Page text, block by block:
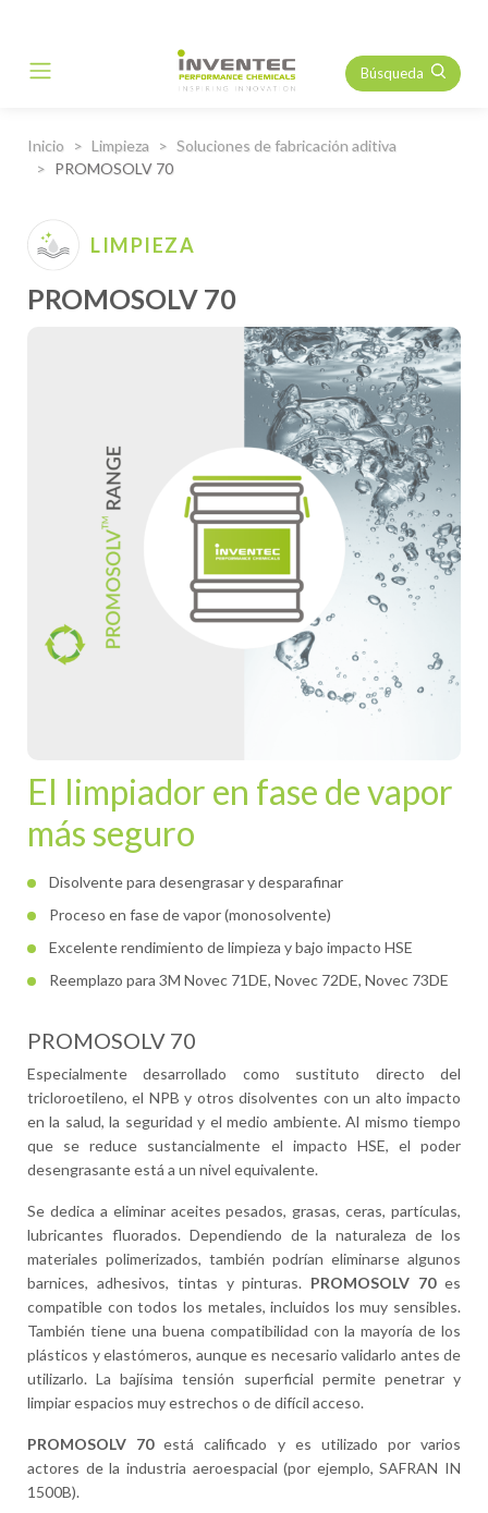
Main Navigation Búsqueda
Inicio Limpieza
Soluciones de fabricación aditiva
PROMOSOLV 70
LIMPIEZA
PROMOSOLV 70
El limpiador en fase de vapor
más seguro
Disolvente para desengrasar y desparafinar
Proceso en fase de vapor (monosolvente)
Excelente rendimiento de limpieza y bajo impacto HSE
Reemplazo para 3M Novec 71DE, Novec 72DE, Novec 73DE
PROMOSOLV 70
Especialmente desarrollado como sustituto directo del
tricloroetileno, el NPB y otros disolventes con un alto impacto
en la salud, la seguridad y el medio ambiente. Al mismo tiempo
que se reduce sustancialmente el impacto HSE, el poder
desengrasante está a un nivel equivalente.
Se dedica a eliminar aceites pesados, grasas, ceras, partículas,
lubricantes fluorados. Dependiendo de la naturaleza de los
materiales polimerizados, también podrían eliminarse algunos
barnices, adhesivos, tintas y pinturas. PROMOSOLV 70es
compatible con todos los metales, incluidos los muy sensibles.
También tiene una buena compatibilidad con la mayoría de los
plásticos y elastómeros, aunque es necesario validarlo antes de
utilizarlo. La bajísima tensión superficial permite penetrar y
limpiar espacios muy estrechos o de difícil acceso.
PROMOSOLV 70está calificado y es utilizado por varios
actores de la industria aeroespacial (por ejemplo, SAFRAN IN
1500B).